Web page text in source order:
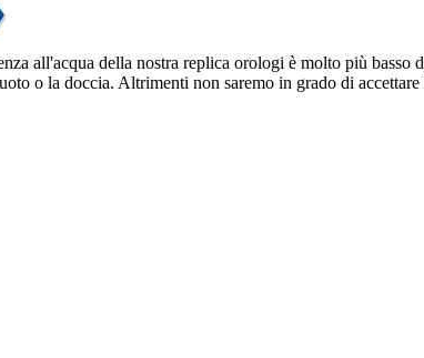
all'acqua della nostra replica orologi è molto più
o la doccia. Altrimenti non saremo in grado di